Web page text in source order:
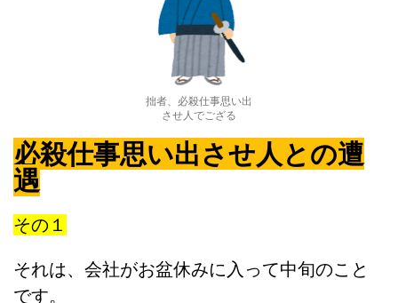
拙者、必殺仕事思い出
させ人でござる
必殺仕事思い出させ人との遭
遇
その１
それは、会社がお盆休みに入って中旬のこと
です。